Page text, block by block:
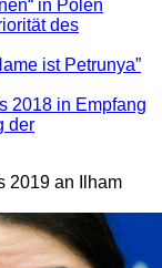
in Polen
des
ist Petrunya”
2018 in Empfang
der
2019 an Ilham